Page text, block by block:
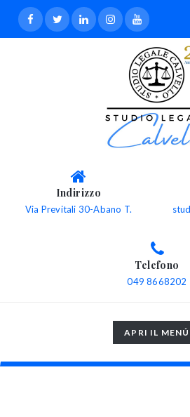
Indirizzo
Via Previtali 30-Abano T.
Telefono
049 8668202
TOGGLE
NAVIGATION
APRI IL MENÚ